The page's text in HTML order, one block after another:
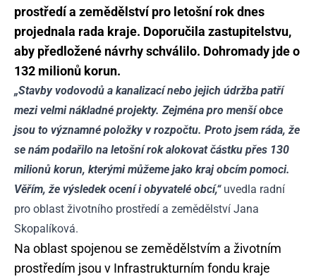
prostředí a zemědělství pro letošní rok dnes
projednala rada kraje. Doporučila zastupitelstvu,
aby předložené návrhy schválilo. Dohromady jde o
132 milionů korun.
„Stavby vodovodů a kanalizací nebo jejich údržba patří
mezi velmi nákladné projekty. Zejména pro menší obce
jsou to významné položky v rozpočtu. Proto jsem ráda, že
se nám podařilo na letošní rok alokovat částku přes 130
milionů korun, kterými můžeme jako kraj obcím pomoci.
Věřím, že výsledek ocení i obyvatelé obcí,“uvedla radní
pro oblast životního prostředí a zemědělství Jana
Skopalíková.
Na oblast spojenou se zemědělstvím a životním
prostředím jsou v Infrastrukturním fondu kraje